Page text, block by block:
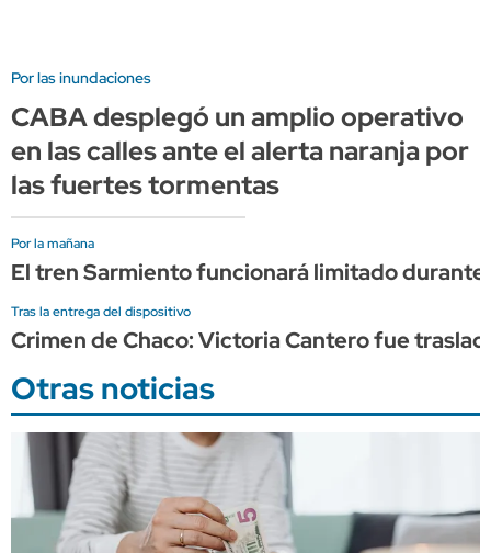
Por las inundaciones
CABA desplegó un amplio operativo
en las calles ante el alerta naranja por
las fuertes tormentas
Por la mañana
El tren Sarmiento funcionará limitado
Tras la entrega del dispositivo
Crimen de Chaco: Victoria Cantero fue
Otras noticias